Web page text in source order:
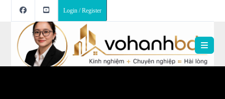
Login / Register